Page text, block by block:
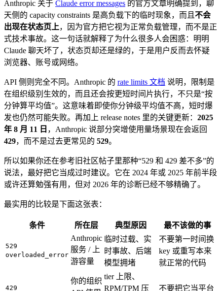
Anthropic 关于 Claude error messages 的官方文章明确提到，聊
天侧的 capacity constraints 是高负载下的临时现象，而且 不会
出现在状态页上，因为官方把它视为正常负载管理，而不是正
式技术事故。这一句话就解释了为什么很多人会困惑：明明
Claude 聊天坏了，状态页却还是绿的，于是用户反而去怀疑
浏览器、账号或网络。
API 侧则完全不同。Anthropic 的 rate limits 文档 说明，限制是
在组织级别生效的，而且还会按更短时间片执行，不只是“按
分钟算平均值”。这意味着即使你分钟级平均值不高，短时爆
发也仍然可能失败。再加上 release notes 里的关键更新： 2025
年 8 月 11 日 ，Anthropic 说部分突增使用量场景现在会返回
429，而不是过去更常见的 529。
所以如果你还在参考旧社区帖子里那种“529 和 429 差不多”的
说法，最好把它当成过时建议。它在 2024 年或 2025 年前半段
或许还算勉强有用，但对 2026 年的诊断已经不够精确了。
最实用的比较是下面这张表：
条件 所在层 典型原因 最不该做的事
529
overloaded_error
Anthropic
服务 / 上
游容量
临时过载、实
时事故、后端
模型拥堵
不要第一时间换
key 或重写本来
就正常的代码
429
你的组织
tier 上限、
RPM/TPM 压
不要把它当平台